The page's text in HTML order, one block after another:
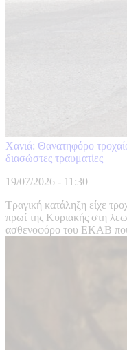
Χανιά: Θανατηφόρο
διασώστες τραυματίες
19/07/2026 - 11:30
Τραγική κατάληξη είχε
πρωί της Κυριακής στη
ασθενοφόρο του ΕΚΑΒ